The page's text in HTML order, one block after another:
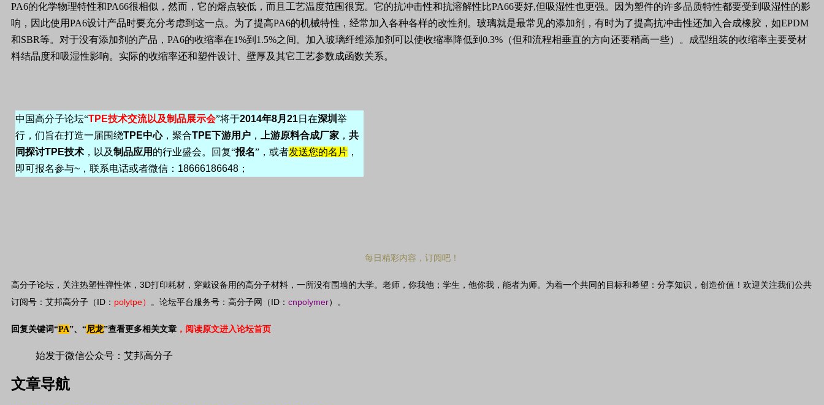
PA6的化学物理特性和PA66很相似，然而，它的熔点较低，而且工艺温度范围很宽。它的抗冲击性和抗溶解性比PA66要好,但吸湿性也更强。因为塑件的许多品质特性都要受到吸湿性的影
响，因此使用PA6设计产品时要充分考虑到这一点。为了提高PA6的机械特性，经常加入各种各样的改性剂。玻璃就是最常见的添加剂，有时为了提高抗冲击性还加入合成橡胶，如EPDM
和SBR等。对于没有添加剂的产品，PA6的收缩率在1%到1.5%之间。加入玻璃纤维添加剂可以使收缩率降低到0.3%（但和流程相垂直的方向还要稍高一些）。成型组装的收缩率主要受材
料结晶度和吸湿性影响。实际的收缩率还和塑件设计、壁厚及其它工艺参数成函数关系。
中国高分子论坛“TPE技术交流以及制品展示会”将于2014年8月 21日在深圳 举
行，们旨在打造一届围绕TPE中心，聚合TPE下游用户 ， 上游原料合成厂家 ， 共
同探讨TPE技术 ，以及制品应用 的行业盛会。回复“报名”，或者发送您的名片 ，
即可报名参与~ ，联系电话或者微信： 18666186648 ；
每日精彩内容，订阅吧！
高分子论坛，关注热塑性弹性体， 3D打印耗材，穿戴设备用的高分子材料，一所没有围墙的大学。老师，你我他；学生，他你我，能者为师。为着一个共同的目标和希望：分享知识，创造价值！欢迎关注我们公共
订阅号：艾邦高分子（ ID ： polytpe） 。论坛平台服务号：高分子网（ ID ： cnpolymer）。
回复关键词“PA”、 “尼龙”查看更多相关文章 ，阅读原文进入论坛首页
始发于微信公众号：艾邦高分子
文章导航